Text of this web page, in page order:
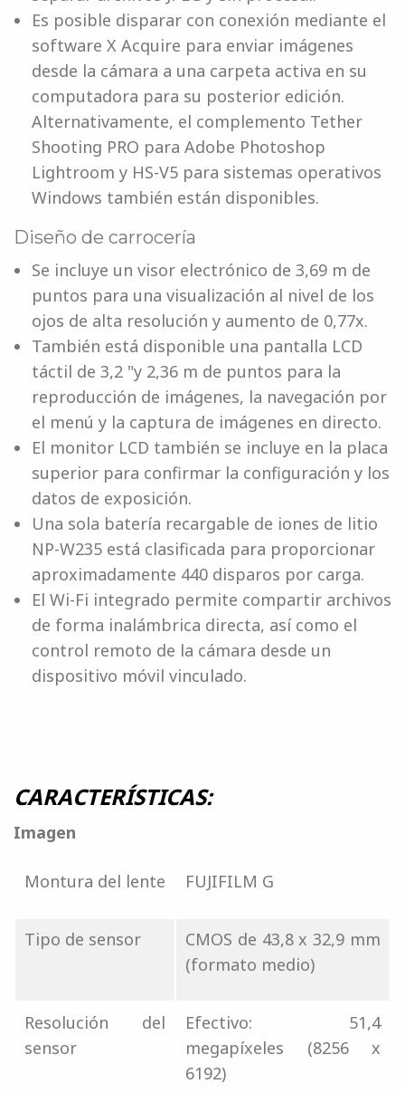
Es posible disparar con conexión mediante el
software X Acquire para enviar imágenes
desde la cámara a una carpeta activa en su
computadora para su posterior edición.
Alternativamente, el complemento Tether
Shooting PRO para Adobe Photoshop
Lightroom y HS-V5 para sistemas operativos
Windows también están disponibles.
Diseño de carrocería
Se incluye un visor electrónico de 3,69 m de
puntos para una visualización al nivel de los
ojos de alta resolución y aumento de 0,77x.
También está disponible una pantalla LCD
táctil de 3,2 "y 2,36 m de puntos para la
reproducción de imágenes, la navegación por
el menú y la captura de imágenes en directo.
El monitor LCD también se incluye en la placa
superior para confirmar la configuración y los
datos de exposición.
Una sola batería recargable de iones de litio
NP-W235 está clasificada para proporcionar
aproximadamente 440 disparos por carga.
El Wi-Fi integrado permite compartir archivos
de forma inalámbrica directa, así como el
control remoto de la cámara desde un
dispositivo móvil vinculado.
CARACTERÍSTICAS:
Imagen
Montura del lente FUJIFILM G
Tipo de sensor
CMOS de 43,8 x 32,9 mm
(formato medio)
Resolución del
sensor
Efectivo: 51,4
megapíxeles (8256 x
6192)